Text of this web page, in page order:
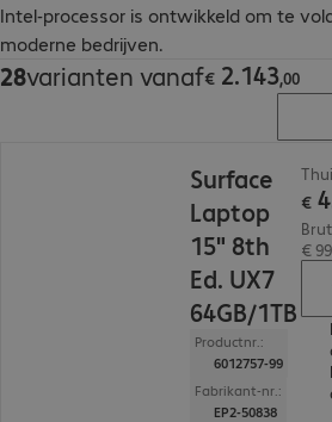
Intel-processor is ontwikkeld om te
moderne bedrijven.
28varianten vanaf€ 2.143,00
€ 2.143,00
Surface
Laptop
15" 8th
Ed. UX7
64GB/1TB
Productnr.:
6012757-99
Fabrikant-nr.:
EP2-50838
€ 4
€